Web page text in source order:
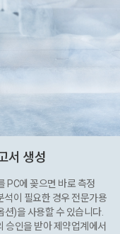
서 생성
PC에 꽂으면 바로 측정
석이 필요한 경우 전문가용
)을 사용할 수 있습니다.
인을 받아 제약업계에서